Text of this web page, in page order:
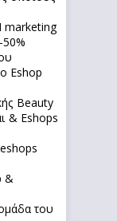
marketing
Eshop
Beauty
& Eshops
&
του